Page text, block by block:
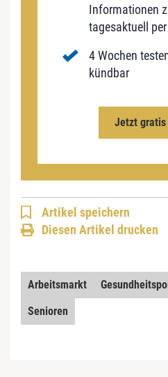
Informationen
tagesaktuell per
4 Wochen
kündbar
Jetzt gratis
Artikel speichern
Diesen Artikel drucken
Arbeitsmarkt
Senioren